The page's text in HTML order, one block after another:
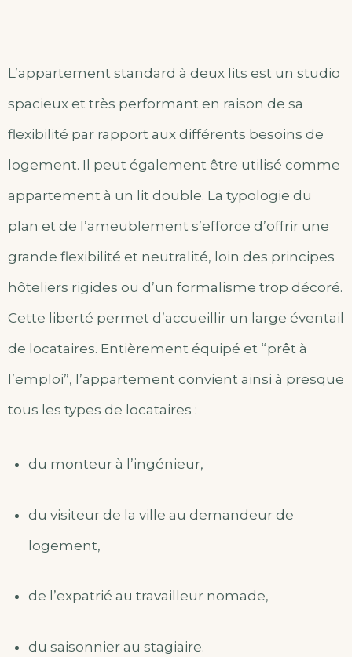
L’appartement standard à deux lits est un studio
spacieux et très performant en raison de sa
flexibilité par rapport aux différents besoins de
logement. Il peut également être utilisé comme
appartement à un lit double. La typologie du
plan et de l’ameublement s’efforce d’offrir une
grande flexibilité et neutralité, loin des principes
hôteliers rigides ou d’un formalisme trop décoré.
Cette liberté permet d’accueillir un large éventail
de locataires. Entièrement équipé et “prêt à
l’emploi”, l’appartement convient ainsi à presque
tous les types de locataires :
du monteur à l’ingénieur,
du visiteur de la ville au demandeur de
logement,
de l’expatrié au travailleur nomade,
du saisonnier au stagiaire.